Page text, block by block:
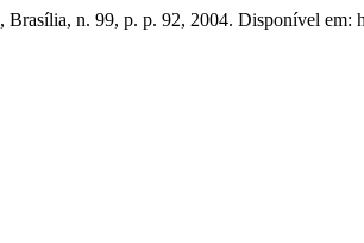
, Brasília, n. 99, p. p. 92, 2004. Disponível em: